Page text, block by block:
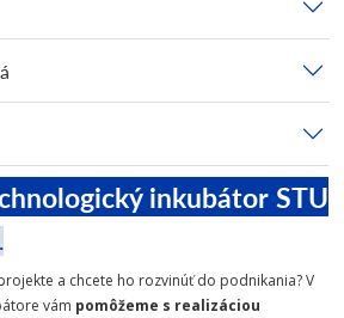
inkubátor STU
a chcete ho rozvinúť do podnikania? V
vám pomôžeme s realizáciou